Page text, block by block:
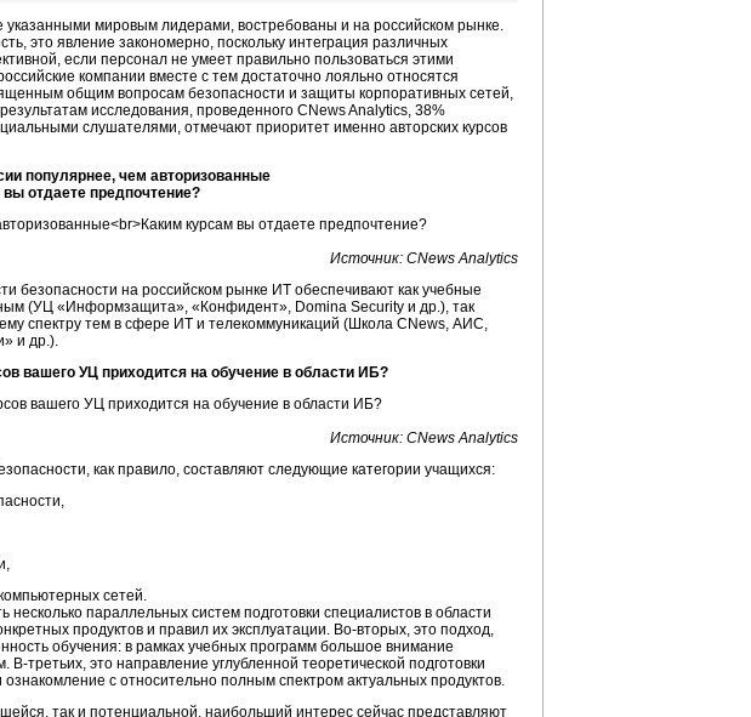
мировым лидерами, востребованы и на российском рынке.
это явление закономерно, поскольку интеграция различных
если персонал не умеет правильно пользоваться этими
компании вместе с тем достаточно лояльно относятся
общим вопросам безопасности и защиты корпоративных сетей,
исследования, проведенного CNews Analytics, 38%
слушателями, отмечают приоритет именно авторских курсов
популярнее, чем авторизованные
отдаете предпочтение?
Источник: CNews Analytics
безопасности на российском рынке ИТ обеспечивают как учебные
(УЦ «Информзащита», «Конфидент», Domina Security и др.), так
спектру тем в сфере ИТ и телекоммуникаций (Школа CNews, АИС,
и др.).
вашего УЦ приходится на обучение в области ИБ?
Источник: CNews Analytics
как правило, составляют следующие категории учащихся:
сетей.
параллельных систем подготовки специалистов в области
продуктов и правил их эксплуатации. Во-вторых, это подход,
обучения: в рамках учебных программ большое внимание
третьих, это направление углубленной теоретической подготовки
с относительно полным спектром актуальных продуктов.
так и потенциальной, наибольший интерес сейчас представляют